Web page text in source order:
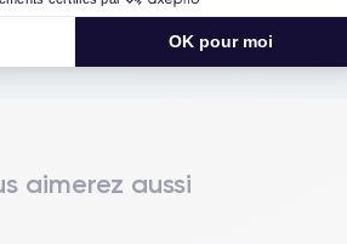
OK pour moi
notre atelier pour une résolution
cas de pépin.
aimerez aussi